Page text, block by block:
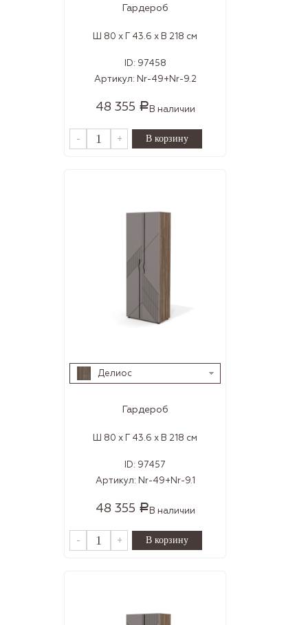
Гардероб
Ш 80 x Г 43.6 x В 218 см
ID: 97458
Артикул: Nr-49+Nr-9.2
48 355 Р В наличии
- +
Делиос
Гардероб
Ш 80 x Г 43.6 x В 218 см
ID: 97457
Артикул: Nr-49+Nr-9.1
48 355 Р В наличии
- +